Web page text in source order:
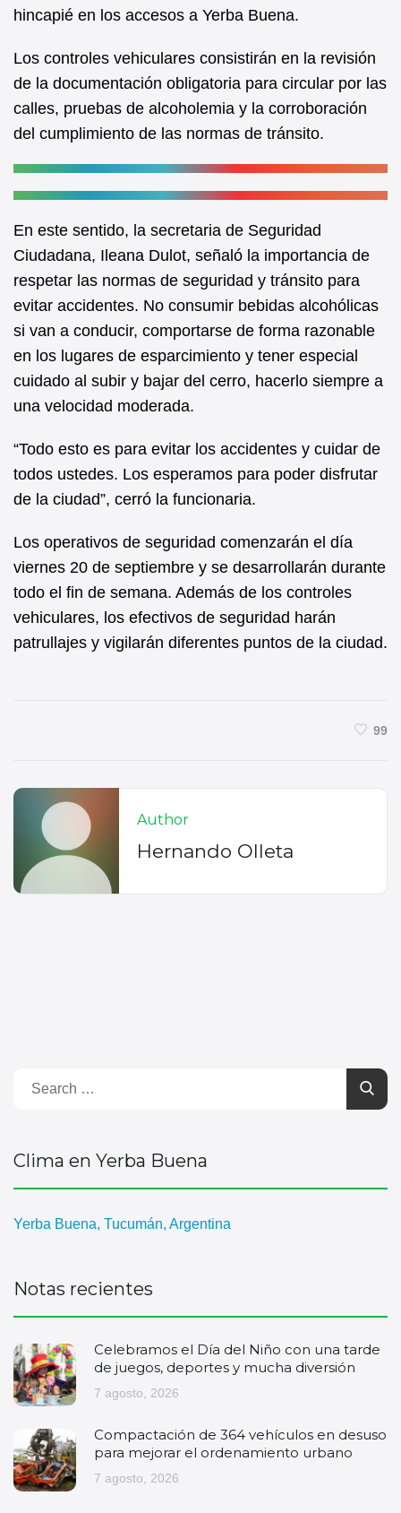
hincapié en los accesos a Yerba Buena.
Los controles vehiculares consistirán en la revisión
de la documentación obligatoria para circular por las
calles, pruebas de alcoholemia y la corroboración
del cumplimiento de las normas de tránsito.
En este sentido, la secretaria de Seguridad
Ciudadana, Ileana Dulot, señaló la importancia de
respetar las normas de seguridad y tránsito para
evitar accidentes. No consumir bebidas alcohólicas
si van a conducir, comportarse de forma razonable
en los lugares de esparcimiento y tener especial
cuidado al subir y bajar del cerro, hacerlo siempre a
una velocidad moderada.
“Todo esto es para evitar los accidentes y cuidar de
todos ustedes. Los esperamos para poder disfrutar
de la ciudad”, cerró la funcionaria.
Los operativos de seguridad comenzarán el día
viernes 20 de septiembre y se desarrollarán durante
todo el fin de semana. Además de los controles
vehiculares, los efectivos de seguridad harán
patrullajes y vigilarán diferentes puntos de la ciudad.
99
Author
Hernando Olleta
Clima en Yerba Buena
Yerba Buena, Tucumán, Argentina
Notas recientes
Celebramos el Día del Niño con una tarde
de juegos, deportes y mucha diversión
7 agosto, 2026
Compactación de 364 vehículos en desuso
para mejorar el ordenamiento urbano
7 agosto, 2026